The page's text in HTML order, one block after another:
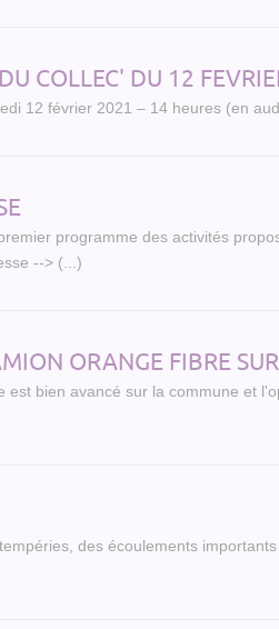
COLLEC' DU 12
12 février 2021 – 14 heures (en
programme des activités
--> (...)
ORANGE FIBRE
est bien avancé sur la commune et
des écoulements